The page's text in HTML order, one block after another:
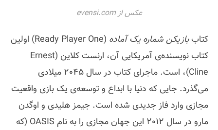
عکس از evensi.com
کتاببازیکن شماره یک آماده
(Ready Player One) اولین
کتاب نویسنده‌ی آمریکایی آن، ارنست کلاین (Ernest
Cline)، است. ماجرای کتاب در سال 2045 میلادی
می‌گذرد. جایی که دنیا با ابداع و توسعه‌ی یک بازی واقعیت
مجازی وارد فاز جدیدی شده است. جیمز هلیدی و اوگدن
مارو در سال 2012 این جهان مجازی را به نام OASIS (که